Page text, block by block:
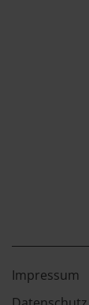
Impressum